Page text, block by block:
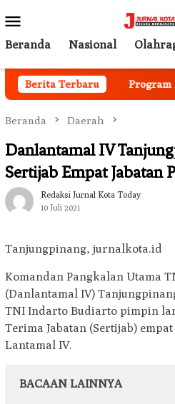
ke
kontenMobile
Beranda Nasional
Berita Terbaru
Berjalan Program
Beranda Daerah
Danlantamal IV
Sertijab Empat Jabatan
Redaksi Jurnal Kota Today
10 Juli 2021
Tanjungpinang, jurnalkota.id
Komandan Pangkalan Utama
(Danlantamal IV)
TNI Indarto Budiarto pimpin
Terima Jabatan (Sertijab)
Lantamal IV.
BACAAN LAINNYA